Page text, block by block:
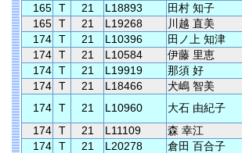
165 T 21 L18893 田村 知子
165 T 21 L19268 川越 直美
174 T 21 L10396 田ノ上 知津
174 T 21 L10584 伊藤 里恵
174 T 21 L19919 那須 好
174 T 21 L18466 犬嶋 智美
174 T 21 L10960 大石 由紀子
174 T 21 L11109 森 幸江
174 T 21 L20278 倉田 百合子